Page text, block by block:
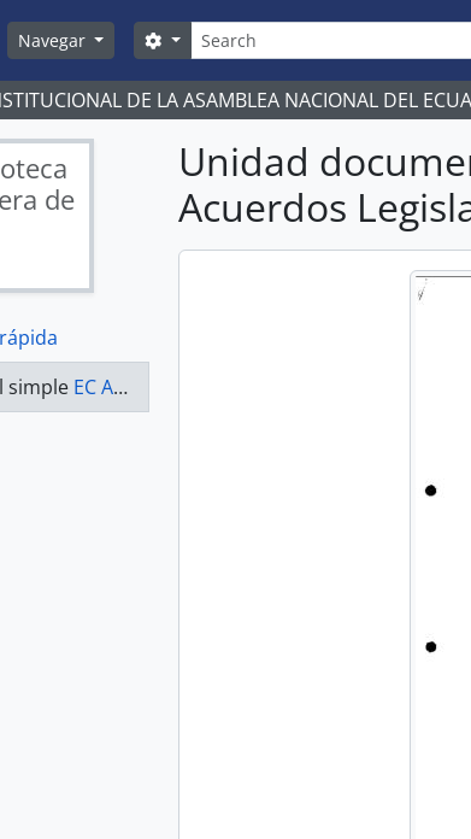
Navegar
Búsqueda
Search options
DE LA ASAMBLEA NACIONAL DEL
de
simple EC AN ABJLM ACUERDOS 0269-A - Acuerdos Legislativos
Unidad
Acuerdos